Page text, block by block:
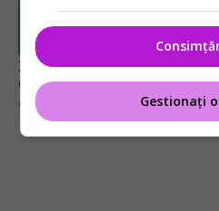
Ingredientul care ar putea
Cercetătorii au descoperit
05 aug 2026, 09:29 Gestionați